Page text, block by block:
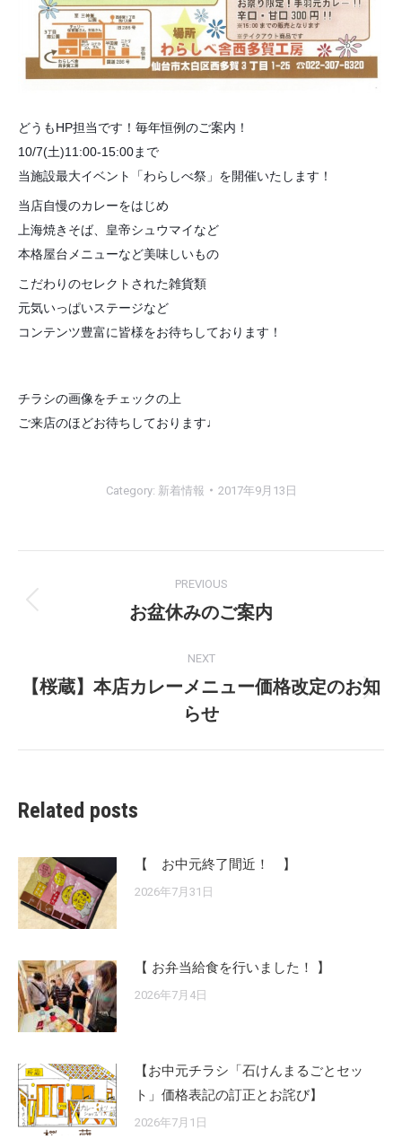
どうもHP担当です！毎年恒例のご案内！
10/7(土)11:00-15:00まで
当施設最大イベント「わらしべ祭」を開催いたします！
当店自慢のカレーをはじめ
上海焼きそば、皇帝シュウマイなど
本格屋台メニューなど美味しいもの
こだわりのセレクトされた雑貨類
元気いっぱいステージなど
コンテンツ豊富に皆様をお待ちしております！
チラシの画像をチェックの上
ご来店のほどお待ちしております♩
Category: 新着情報 2017年9月13日
navigation
PREVIOUS
Previous
お盆休みのご案内
NEXT
Next
post:
【桜蔵】本店カレーメニュー価格改定のお知
らせ
Related posts
【 お中元終了間近！ 】
2026年7月31日
【 お弁当給食を行いました！ 】
2026年7月4日
【お中元チラシ「石けんまるごとセッ
ト」価格表記の訂正とお詫び】
2026年7月1日